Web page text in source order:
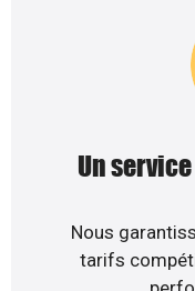
Un
Nous
tarifs